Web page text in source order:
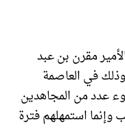
مقرن بن عبد
في العاصمة
عدد من المجاهدين
استمهلهم فترة